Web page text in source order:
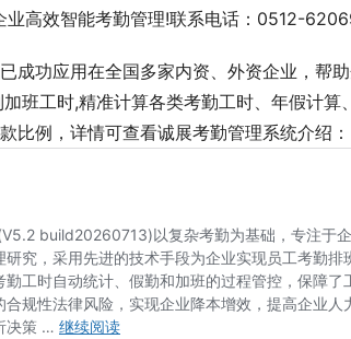
高效智能考勤管理!联系电话：0512-
已成功应用在全国多家内资、外资企业，帮助
加班工时,精准计算各类考勤工时、年假计算、
比例，详情可查看诚展考勤管理系统介绍：